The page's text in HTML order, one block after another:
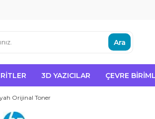
Ara
3D YAZICILAR ÇEVRE
Orijinal Toner